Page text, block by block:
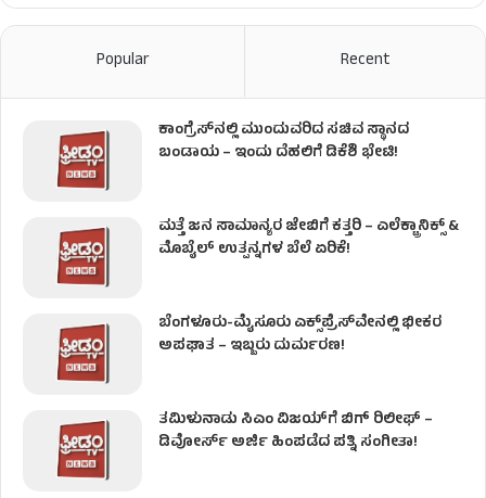
Popular Recent
ಕಾಂಗ್ರೆಸ್​ನಲ್ಲಿ ಮುಂದುವರಿದ ಸಚಿವ ಸ್ಥಾನದ
ಬಂಡಾಯ – ಇಂದು ದೆಹಲಿಗೆ ಡಿಕೆಶಿ ಭೇಟಿ!
ಮತ್ತೆ ಜನ ಸಾಮಾನ್ಯರ ಜೇಬಿಗೆ ಕತ್ತರಿ – ಎಲೆಕ್ಟ್ರಾನಿಕ್ಸ್ &
ಮೊಬೈಲ್ ಉತ್ಪನ್ನಗಳ ಬೆಲೆ ಏರಿಕೆ!
ಬೆಂಗಳೂರು-ಮೈಸೂರು ಎಕ್ಸ್‌ಪ್ರೆಸ್‌ವೇನಲ್ಲಿ ಭೀಕರ
ಅಪಘಾತ – ಇಬ್ಬರು ದುರ್ಮರಣ!
ತಮಿಳುನಾಡು ಸಿಎಂ ವಿಜಯ್‌ಗೆ ಬಿಗ್ ರಿಲೀಫ್ –
ಡಿವೋರ್ಸ್ ಅರ್ಜಿ ಹಿಂಪಡೆದ ಪತ್ನಿ ಸಂಗೀತಾ!